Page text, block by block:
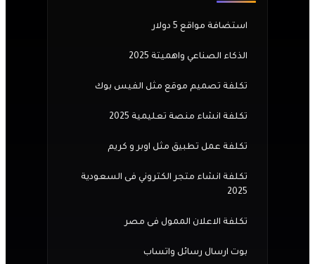
استضافة مواقع 5 دولار
الذكاء الصناعي واهميتة 2025
تكلفة تصميم موقع مثل الفيس بوك
تكلفة انشاء منصة تعليمية 2025
تكلفة عمل تطبيق مثل اوبر و كريم
تكلفة انشاء متجر الكتروني فى السعودية
2025
تكلفة الاعلان الممول فى مصر
بوت ارسال رسائل واتساب